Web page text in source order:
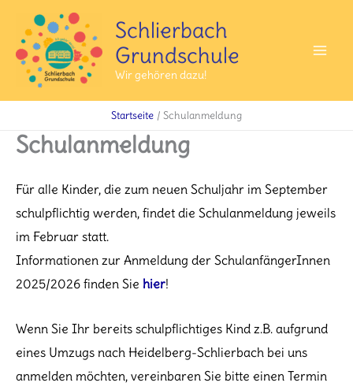
Inhalt
springen
Schlierbach
Grundschule
Wir gehören dazu!
Startseite Schulanmeldung
Schulanmeldung
Für alle Kinder, die zum neuen Schuljahr im September
schulpflichtig werden, findet die Schulanmeldung jeweils
im Februar statt.
Informationen zur Anmeldung der SchulanfängerInnen
2025/2026 finden Sie hier!
Wenn Sie Ihr bereits schulpflichtiges Kind z.B. aufgrund
eines Umzugs nach Heidelberg-Schlierbach bei uns
anmelden möchten, vereinbaren Sie bitte einen Termin